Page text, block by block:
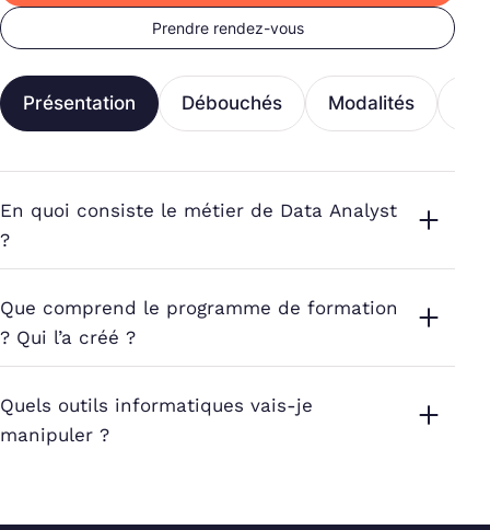
Prendre rendez-vous
Présentation Débouchés Modalités
En quoi consiste le métier de Data Analyst
?
Que comprend le programme de formation
? Qui l’a créé ?
Quels outils informatiques vais-je
manipuler ?